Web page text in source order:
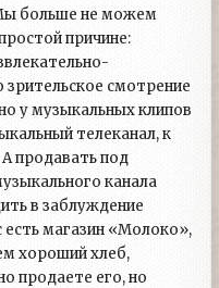
больше не можем
причине:
смотрение
у музыкальных клипов
телеканал, к
продавать под
канала
в заблуждение
есть магазин «Молоко»,
хороший хлеб,
продаете его, но